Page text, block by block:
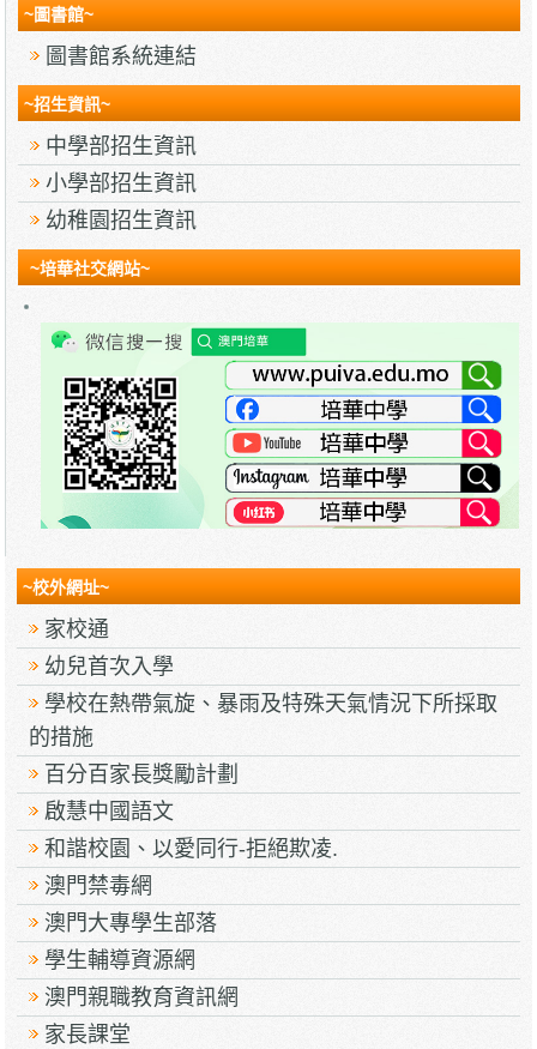
~圖書館~
圖書館系統連結
~招生資訊~
中學部招生資訊
小學部招生資訊
幼稚園招生資訊
~培華社交網站~
~校外網址~
家校通
幼兒首次入學
學校在熱帶氣旋、暴雨及特殊天氣情況下所採取
的措施
百分百家長獎勵計劃
啟慧中國語文
和諧校園、以愛同行-拒絕欺凌.
澳門禁毒網
澳門大專學生部落
學生輔導資源網
澳門親職教育資訊網
家長課堂